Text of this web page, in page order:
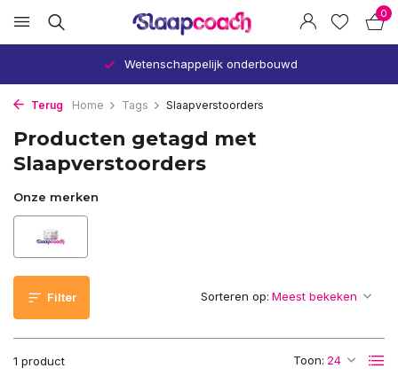
0
Wetenschappelijk onderbouwd
Terug Home Tags Slaapverstoorders
Producten getagd met
Slaapverstoorders
Onze merken
Filter
1 product Toon:
Sorteren op: